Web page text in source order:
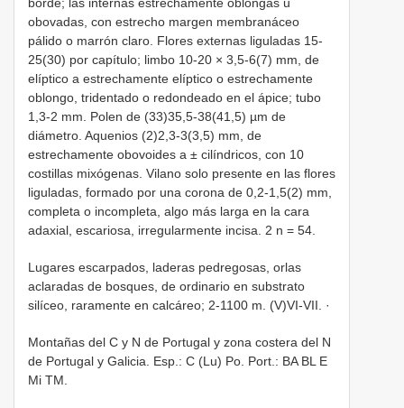
obovadas, con estrecho margen membranáceo
pálido o marrón claro. Flores externas liguladas 15-
25(30) por capítulo; limbo 10-20 × 3,5-6(7) mm, de
elíptico a estrechamente elíptico o estrechamente
oblongo, tridentado o redondeado en el ápice; tubo
1,3-2 mm. Polen de (33)35,5-38(41,5) µm de
diámetro. Aquenios (2)2,3-3(3,5) mm, de
estrechamente obovoides a ± cilíndricos, con 10
costillas mixógenas. Vilano solo presente en las flores
liguladas, formado por una corona de 0,2-1,5(2) mm,
completa o incompleta, algo más larga en la cara
adaxial, escariosa, irregularmente incisa. 2 n = 54.
Lugares escarpados, laderas pedregosas, orlas
aclaradas de bosques, de ordinario en substrato
silíceo, raramente en calcáreo; 2-1100 m. (V)VI-VII. ·
Montañas del C y N de Portugal y zona costera del N
de Portugal y Galicia. Esp.: C (Lu) Po. Port.: BA BL E
Mi TM.